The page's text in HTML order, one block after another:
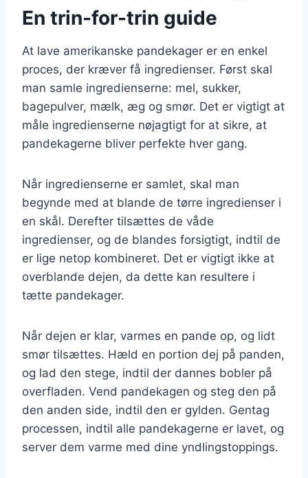
En trin-for-trin guide
At lave amerikanske pandekager er en enkel
proces, der kræver få ingredienser. Først skal
man samle ingredienserne: mel, sukker,
bagepulver, mælk, æg og smør. Det er vigtigt at
måle ingredienserne nøjagtigt for at sikre, at
pandekagerne bliver perfekte hver gang.
Når ingredienserne er samlet, skal man
begynde med at blande de tørre ingredienser i
en skål. Derefter tilsættes de våde
ingredienser, og de blandes forsigtigt, indtil de
er lige netop kombineret. Det er vigtigt ikke at
overblande dejen, da dette kan resultere i
tætte pandekager.
Når dejen er klar, varmes en pande op, og lidt
smør tilsættes. Hæld en portion dej på panden,
og lad den stege, indtil der dannes bobler på
overfladen. Vend pandekagen og steg den på
den anden side, indtil den er gylden. Gentag
processen, indtil alle pandekagerne er lavet, og
server dem varme med dine yndlingstoppings.